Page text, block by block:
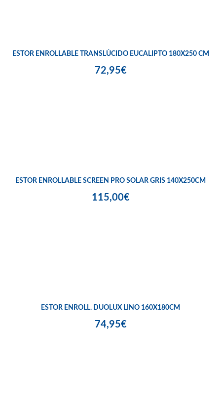
ESTOR ENROLLABLE TRANSLÚCIDO EUCALIPTO 180X250 CM
72,95€
ESTOR ENROLLABLE SCREEN PRO SOLAR GRIS 140X250CM
115,00€
ESTOR ENROLL. DUOLUX LINO 160X180CM
74,95€